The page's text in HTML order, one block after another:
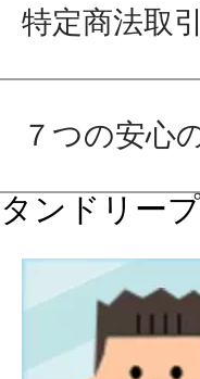
特定商法取
７つの安心
タンドリー